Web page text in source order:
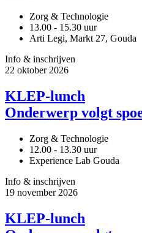
Zorg & Technologie
13.00 - 15.30 uur
Arti Legi, Markt 27, Gouda
Info & inschrijven
22 oktober 2026
KLEP-lunch
Onderwerp volgt
Zorg & Technologie
12.00 - 13.30 uur
Experience Lab Gouda
Info & inschrijven
19 november 2026
KLEP-lunch